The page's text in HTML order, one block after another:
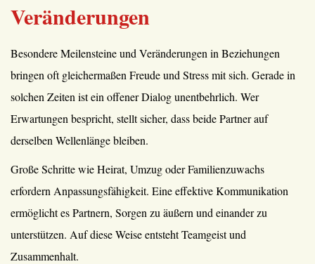
Veränderungen
Besondere Meilensteine und Veränderungen in Beziehungen
bringen oft gleichermaßen Freude und Stress mit sich. Gerade in
solchen Zeiten ist ein offener Dialog unentbehrlich. Wer
Erwartungen bespricht, stellt sicher, dass beide Partner auf
derselben Wellenlänge bleiben.
Große Schritte wie Heirat, Umzug oder Familienzuwachs
erfordern Anpassungsfähigkeit. Eine effektive Kommunikation
ermöglicht es Partnern, Sorgen zu äußern und einander zu
unterstützen. Auf diese Weise entsteht Teamgeist und
Zusammenhalt.